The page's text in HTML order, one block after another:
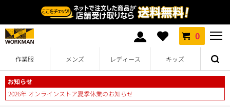
0
作業服 メンズ レディース キッズ
お知らせ
2026年 オンラインストア夏季休業のお知らせ